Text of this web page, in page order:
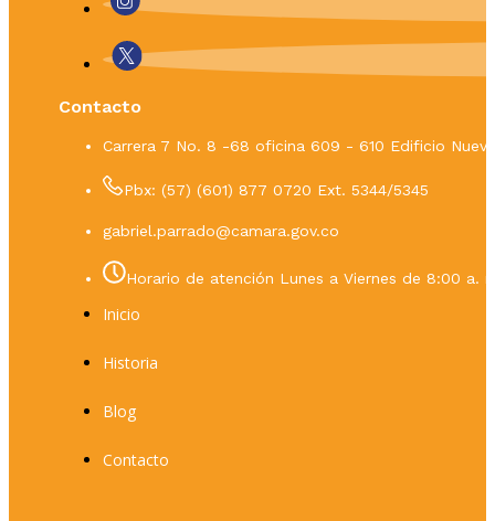
Contacto
Carrera 7 No. 8 -68 oficina 609 - 610 Edificio
Pbx: (57) (601) 877 0720 Ext. 5344/5345
gabriel.parrado@camara.gov.co
Horario de atención Lunes a Viernes de 8:00 a.
Inicio
Historia
Blog
Contacto